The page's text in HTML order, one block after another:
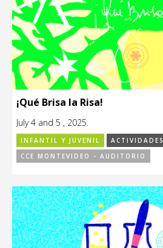
¡Qué Brisa la Risa!
July 4 and 5 , 2025.
INFANTIL Y JUVENIL
ACTIVIDADES
CCE MONTEVIDEO - AUDITORIO